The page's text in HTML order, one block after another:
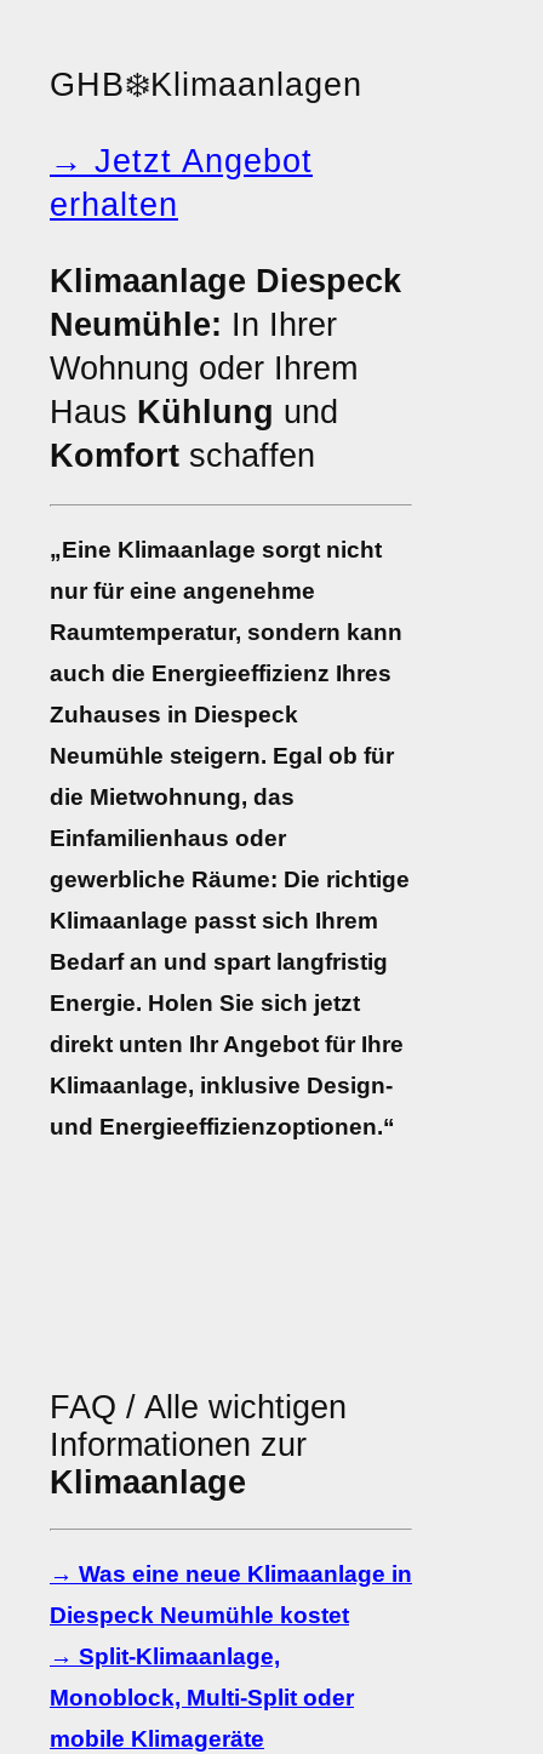
GHB❄️Klimaanlagen
→ Jetzt Angebot
erhalten
Klimaanlage Diespeck
Neumühle: In Ihrer
Wohnung oder Ihrem
Haus Kühlung und
Komfort schaffen
„Eine Klimaanlage sorgt nicht
nur für eine angenehme
Raumtemperatur, sondern kann
auch die Energieeffizienz Ihres
Zuhauses in Diespeck
Neumühle steigern. Egal ob für
die Mietwohnung, das
Einfamilienhaus oder
gewerbliche Räume: Die richtige
Klimaanlage passt sich Ihrem
Bedarf an und spart langfristig
Energie. Holen Sie sich jetzt
direkt unten Ihr Angebot für Ihre
Klimaanlage, inklusive Design-
und Energieeffizienzoptionen.“
FAQ / Alle wichtigen
Informationen zur
Klimaanlage
→ Was eine neue Klimaanlage in
Diespeck Neumühle kostet
→ Split-Klimaanlage,
Monoblock, Multi-Split oder
mobile Klimageräte